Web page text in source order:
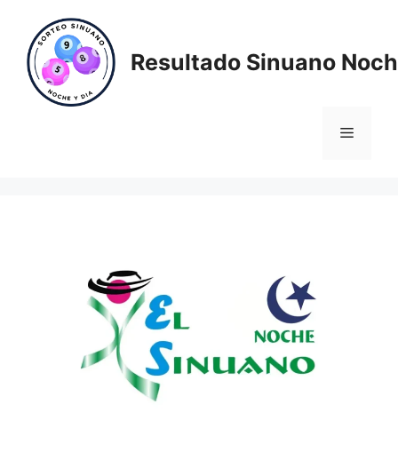
contenido
Resultado Sinuano
Menú